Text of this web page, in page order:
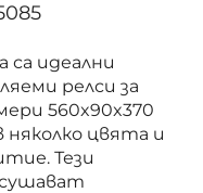
са идеални
релси за
560x90x370
цвята и
Тези